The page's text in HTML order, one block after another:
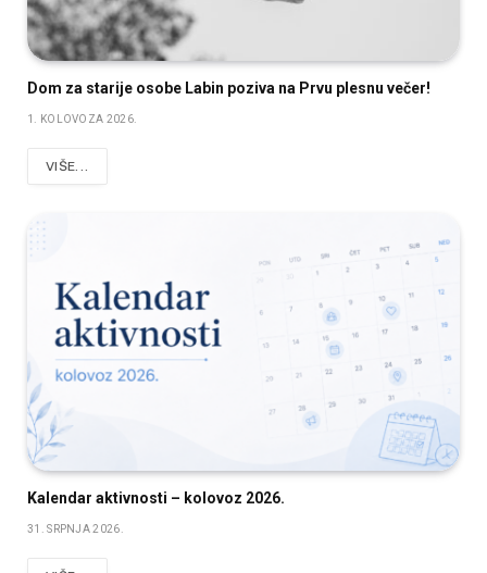
Dom za starije osobe Labin poziva na Prvu plesnu večer!
1. KOLOVOZA 2026.
VIŠE...
Kalendar aktivnosti – kolovoz 2026.
31. SRPNJA 2026.